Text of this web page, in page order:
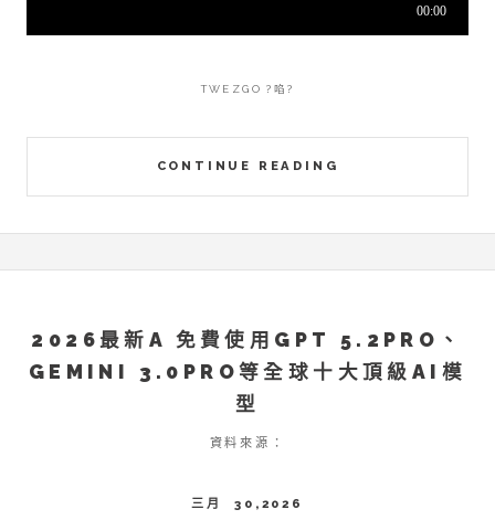
CONTINUE READING
TWEZGO ?啗?
2026最新A 免費使用GPT 5.2PRO、
GEMINI 3.0PRO等全球十大頂級AI模
型
資料來源：
三月 30,2026